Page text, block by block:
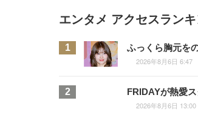
エンタメ アクセスラン
ふっくら胸元を
2026年8月6日 6:47
FRIDAYが熱愛
2026年8月6日 13:00